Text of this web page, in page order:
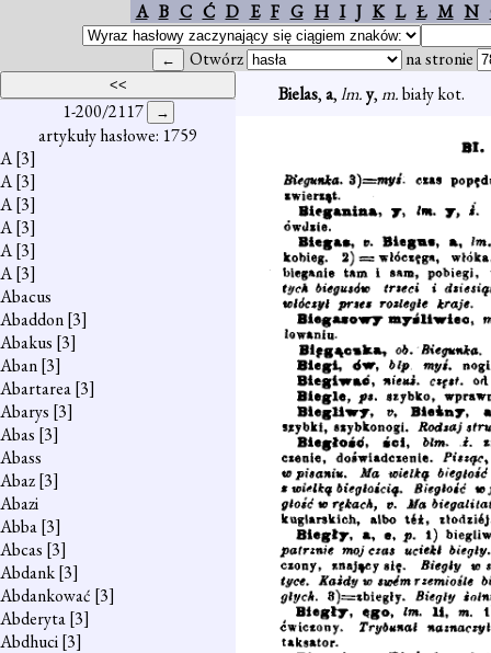
A B C Ć D E F G H I J K L Ł M N
Otwórz na stronie
1-200/2117
artykuły hasłowe: 1759
A[3]
A[3]
A[3]
A[3]
A[3]
A[3]
Abacus
Abaddon[3]
Abakus [3]
Aban[3]
Abartarea[3]
Abarys [3]
Abas [3]
Abass
Abaz[3]
Abazi
Abba[3]
Abcas [3]
Abdank[3]
Abdankować [3]
Abderyta[3]
Abdhuci[3]
Bielas,a,lm.y,m.biały kot.